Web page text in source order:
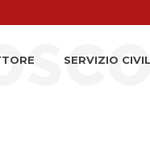
SERVIZIO